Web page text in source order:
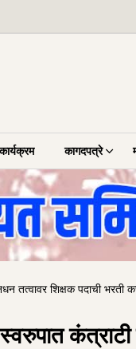
कागदपत्रे
तत्वावर शिक्षक पदाची भरती